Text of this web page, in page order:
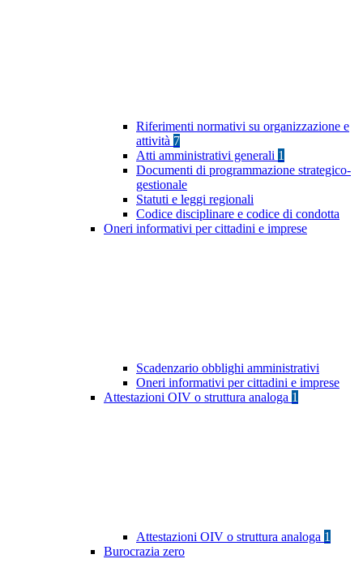
Riferimenti normativi su organizzazione e
attività 7
Atti amministrativi generali 1
Documenti di programmazione strategico-
gestionale
Statuti e leggi regionali
Codice disciplinare e codice di condotta
Oneri informativi per cittadini e imprese
Scadenzario obblighi amministrativi
Oneri informativi per cittadini e imprese
Attestazioni OIV o struttura analoga 1
Attestazioni OIV o struttura analoga 1
Burocrazia zero